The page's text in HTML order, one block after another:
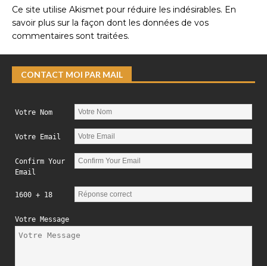
Ce site utilise Akismet pour réduire les indésirables. En
savoir plus sur la façon dont les données de vos
commentaires sont traitées.
CONTACT MOI PAR MAIL
Votre Nom
Votre Email
Confirm Your
Email
1600 + 18
Votre Message